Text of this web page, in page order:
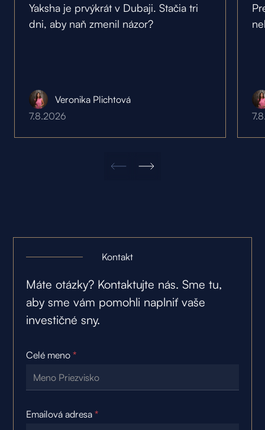
Yaksha je prvýkrát v Dubaji. Stačia tri
dni, aby naň zmenil názor?
Veronika Plichtová
7.8.2026
Kontakt
Máte otázky? Kontaktujte nás. Sme tu,
aby sme vám pomohli naplniť vaše
investičné sny.
Celé meno *
Emailová adresa *